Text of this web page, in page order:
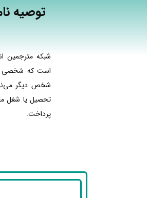
توصیه
شبکه مترجمین
است که شخصی
شخص دیگر
تحصیل یا شغل
پرداخت.